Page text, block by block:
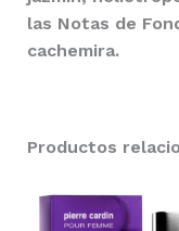
las Notas de
cachemira.
Productos